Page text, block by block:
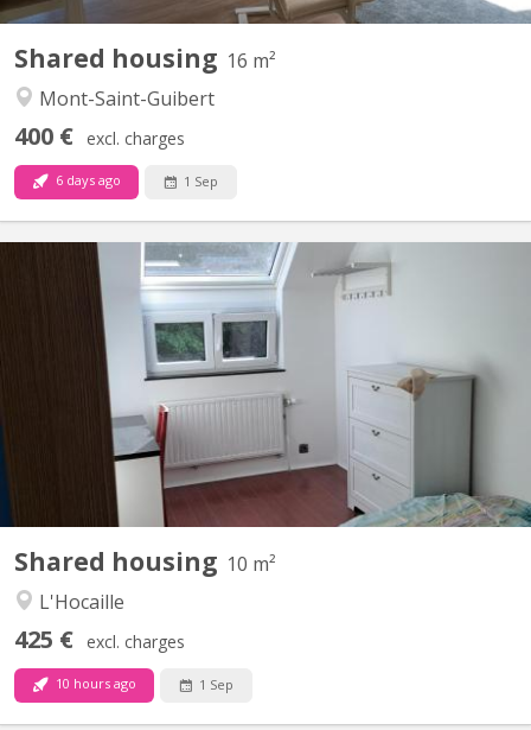
Shared housing 16 m²
Mont-Saint-Guibert
400 € excl. charges
6 days ago 1 Sep
Shared housing 10 m²
L'Hocaille
425 € excl. charges
10 hours ago 1 Sep
Chambre meublée & fraîchement rénovée – Quartier de l'Hocaille ​
Vous cherchez un lieu de vie agréable, lumineux et idéalement
situé ? Venez nous rejoindre dans notre colocation de 3
personnes au sein d'une maison unifamiliale ! ​📍 Localisation
idéale ​Située dans le quartier très recherché de...